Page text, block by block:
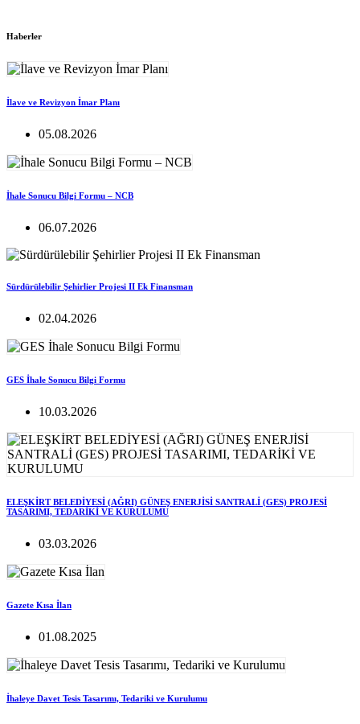
Haberler
İlave ve Revizyon İmar Planı
05.08.2026
İhale Sonucu Bilgi Formu – NCB
06.07.2026
Sürdürülebilir Şehirlier Projesi II Ek Finansman
02.04.2026
GES İhale Sonucu Bilgi Formu
10.03.2026
ELEŞKİRT BELEDİYESİ (AĞRI) GÜNEŞ ENERJİSİ SANTRALİ (GES) PROJESİ
TASARIMI, TEDARİKİ VE KURULUMU
03.03.2026
Gazete Kısa İlan
01.08.2025
İhaleye Davet Tesis Tasarımı, Tedariki ve Kurulumu